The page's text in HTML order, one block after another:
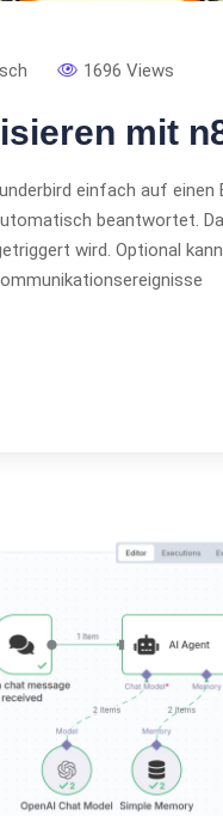
1696 Views
mit
einfach auf einen
beantwortet.
wird. Optional